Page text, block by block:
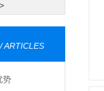
/ ARTICLES
势